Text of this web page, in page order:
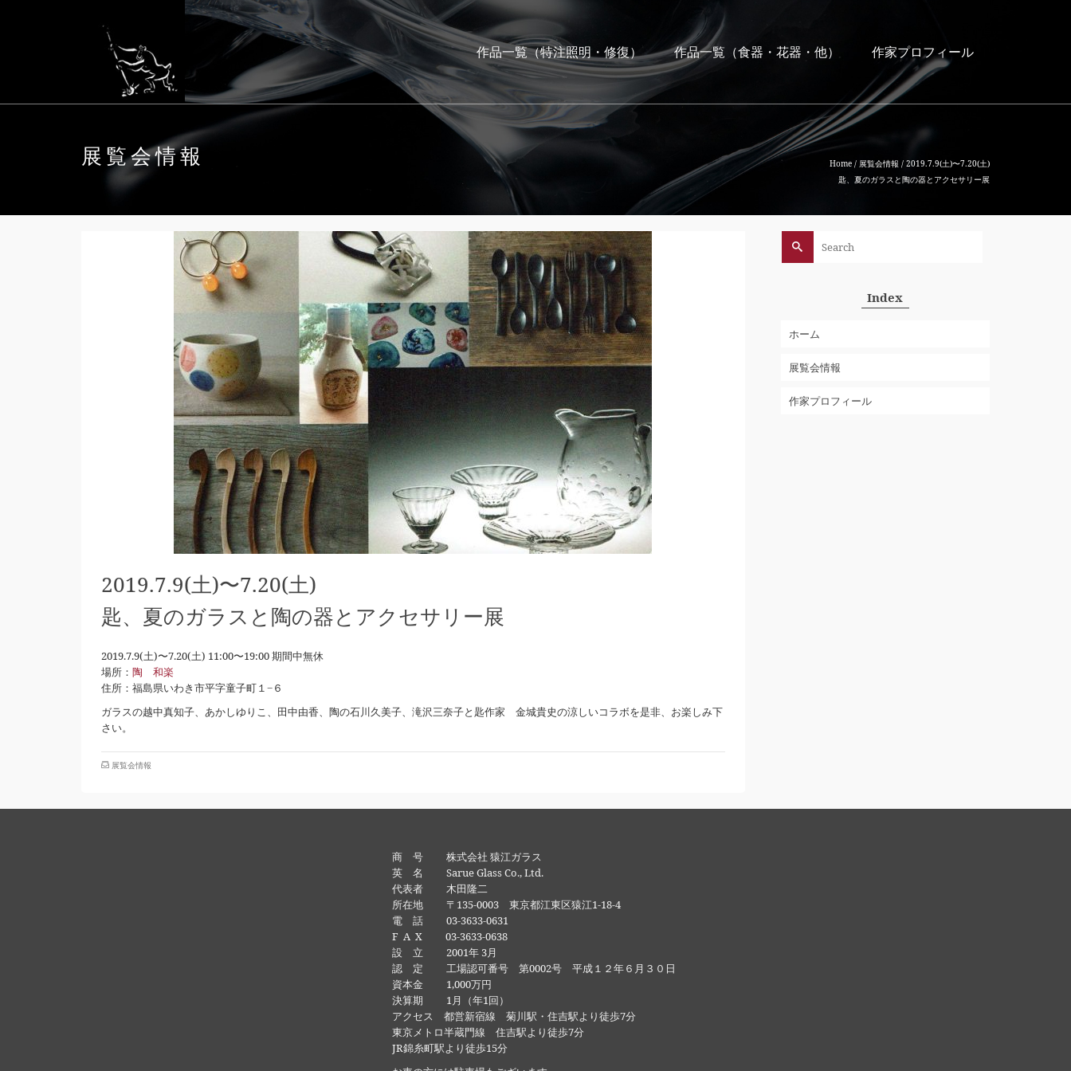
作品一覧（特注照明・修復） 作品一覧（食器・花器・他） 作家プロフィール
展覧会情報 Home / 展覧会情報 / 2019.7.9(土)〜7.20(土)
匙、夏のガラスと陶の器とアクセサリー展
2019.7.9(土)〜7.20(土)
匙、夏のガラスと陶の器とアクセサリー展
2019.7.9(土)〜7.20(土) 11:00〜19:00 期間中無休
場所： 陶 和楽
住所：福島県いわき市平字童子町１−６
ガラスの越中真知子、あかしゆりこ、田中由香、陶の石川久美子、滝沢三奈子と匙作家 金城貴史の涼しいコラボを是非、お楽しみ下
さい。
展覧会情報
Search
for:
Index
ホーム
展覧会情報
作家プロフィール
商 号 株式会社 猿江ガラス
英 名 Sarue Glass Co., Ltd.
代表者 木田隆二
所在地 〒135-0003 東京都江東区猿江1-18-4
電 話 03-3633-0631
F A X 03-3633-0638
設 立 2001年 3月
認 定 工場認可番号 第0002号 平成１２年６月３０日
資本金 1,000万円
決算期 1月（年1回）
アクセス 都営新宿線 菊川駅・住吉駅より徒歩7分
東京メトロ半蔵門線 住吉駅より徒歩7分
JR錦糸町駅より徒歩15分